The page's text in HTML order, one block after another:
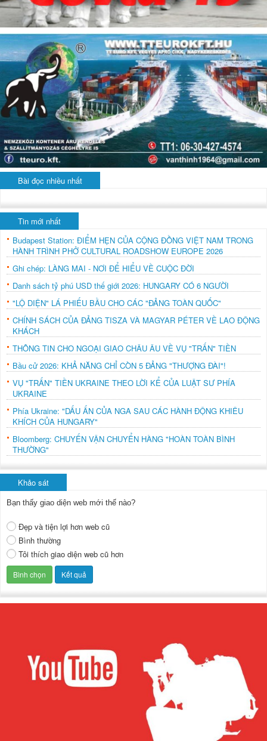
Bài đọc nhiều nhất
Tin mới nhất
Budapest Station: ĐIỂM HẸN CỦA CỘNG ĐỒNG VIỆT NAM TRONG
HÀNH TRÌNH PHỞ CULTURAL ROADSHOW EUROPE 2026
Ghi chép: LÀNG MAI - NƠI ĐỂ HIỂU VỀ CUỘC ĐỜI
Danh sách tỷ phú USD thế giới 2026: HUNGARY CÓ 6 NGƯỜI
"LỘ DIỆN" LÁ PHIẾU BẦU CHO CÁC "ĐẢNG TOÀN QUỐC"
CHÍNH SÁCH CỦA ĐẢNG TISZA VÀ MAGYAR PÉTER VỀ LAO ĐỘNG
KHÁCH
THÔNG TIN CHO NGOẠI GIAO CHÂU ÂU VỀ VỤ "TRẤN" TIỀN
Bầu cử 2026: KHẢ NĂNG CHỈ CÒN 5 ĐẢNG "THƯỢNG ĐÀI"!
VỤ "TRẤN" TIỀN UKRAINE THEO LỜI KỂ CỦA LUẬT SƯ PHÍA
UKRAINE
Phía Ukraine: "DẤU ẤN CỦA NGA SAU CÁC HÀNH ĐỘNG KHIÊU
KHÍCH CỦA HUNGARY"
Bloomberg: CHUYẾN VẬN CHUYỂN HÀNG "HOÀN TOÀN BÌNH
THƯỜNG"
Khảo sát
Bạn thấy giao diện web mới thế nào?
Đẹp và tiện lợi hơn web cũ
Bình thường
Tôi thích giao diện web cũ hơn